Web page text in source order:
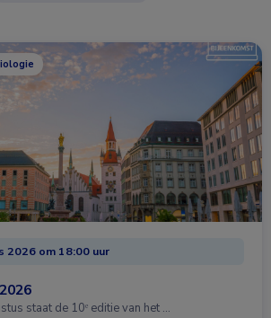
2026 om 18:00 uur
staat de 10ᵉ editie van het …